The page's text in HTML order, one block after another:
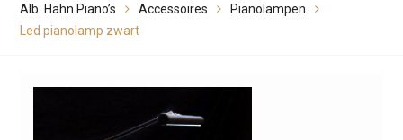
Alb. Hahn Piano’s Accessoires
Pianolampen
Led pianolamp zwart